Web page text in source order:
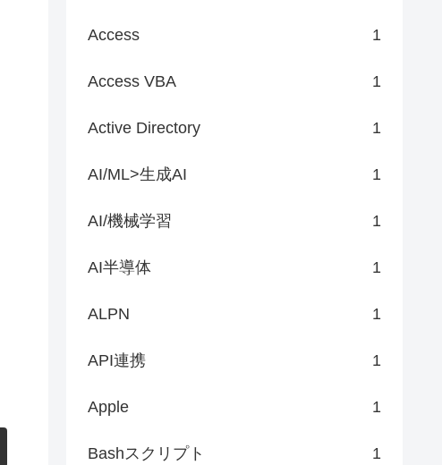
Access 1
Access VBA 1
Active Directory 1
AI/ML>生成AI 1
AI/機械学習 1
AI半導体 1
ALPN 1
API連携 1
Apple 1
Bashスクリプト 1